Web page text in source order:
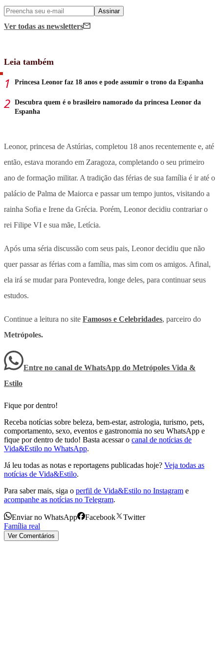
Assinar
Ver todas as newsletters
Leia também
Princesa Leonor faz 18 anos e pode assumir o trono da Espanha
Descubra quem é o brasileiro namorado da princesa Leonor da
Espanha
Leonor, princesa de Astúrias, completou 18 anos recentemente e, até
então, estava morando em Zaragoza, completando o seu primeiro
ano de formação militar. A tradição das férias de sua família é ir até o
palácio de Palma de Maiorca e passar um tempo juntos, visitando a
rainha Sofia e Irene da Grécia. Porém, Leonor decidiu contrariar o
rei Filipe VI e sua mãe, Letícia.
Após uma séria discussão com seus pais, Leonor decidiu que não
quer passar as férias com a família, mas sim com os amigos. Afinal,
ela irá se mudar para Pontevedra, longe deles, para continuar seus
estudos.
Continue a leitura no site Famosos e Celebridades, parceiro do
Metrópoles.
Entre no canal de WhatsApp do Metrópoles Vida &
Estilo
Fique por dentro!
Receba notícias sobre beleza, bem-estar, astrologia, turismo, pets,
comportamento, sexo, eventos e gastronomia no seu WhatsApp e
fique por dentro de tudo! Basta acessar o canal de notícias de
Vida&Estilo no WhatsApp.
Já leu todas as notas e reportagens publicadas hoje? Veja todas as
notícias de Vida&Estilo.
Para saber mais, siga o perfil de Vida&Estilo no Instagram e
acompanhe as notícias no Telegram.
Enviar no WhatsApp Facebook
Twitter
Família real
Ver Comentários